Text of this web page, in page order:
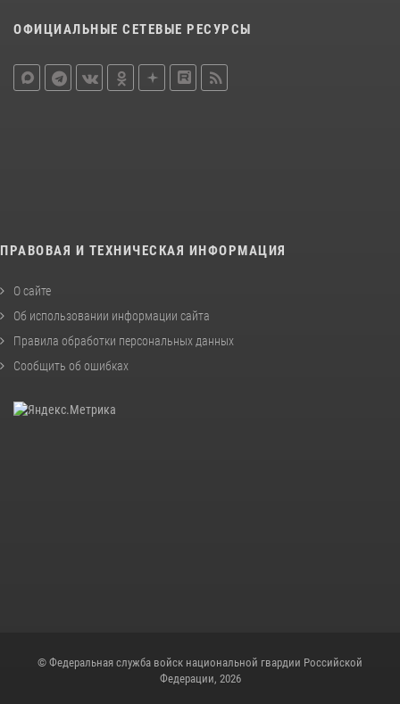
ОФИЦИАЛЬНЫЕ СЕТЕВЫЕ РЕСУРСЫ
ПРАВОВАЯ И ТЕХНИЧЕСКАЯ ИНФОРМАЦИЯ
О сайте
Об использовании информации сайта
Правила обработки персональных данных
Сообщить об ошибках
© Федеральная служба войск национальной гвардии Российской
Федерации, 2026